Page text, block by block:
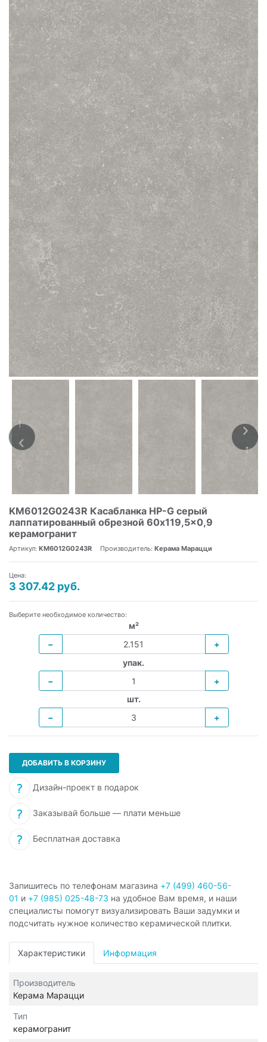
KM6012G0243R Касабланка HP-G серый
лаппатированный обрезной 60x119,5x0,9
керамогранит
Артикул: KM6012G0243R Производитель: Керама Марацци
Цена:
3 307.42 руб.
Выберите необходимое количество:
м²
−
+
упак.
−
+
шт.
−
+
ДОБАВИТЬ В КОРЗИНУ
Дизайн-проект в подарок
Заказывай больше — плати меньше
Бесплатная доставка
Запишитесь по телефонам магазина +7 (499) 460-56-
01 и +7 (985) 025-48-73 на удобное Вам время, и наши
специалисты помогут визуализировать Ваши задумки и
подсчитать нужное количество керамической плитки.
Характеристики Информация
Производитель
Керама Марацци
Тип
керамогранит